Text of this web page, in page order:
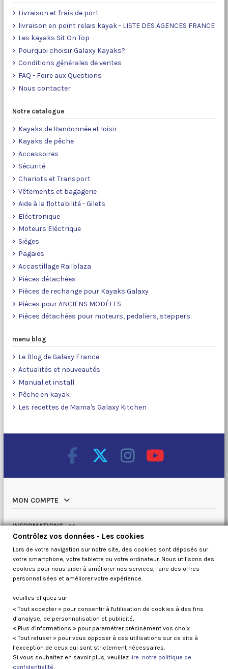
Livraison et frais de port
livraison en point relais kayak - LISTE DES AGENCES FRANCE
Les kayaks Sit On Top
Pourquoi choisir Galaxy Kayaks?
Conditions générales de ventes
FAQ - Foire aux Questions
Nous contacter
Notre catalogue
Kayaks de Randonnée et loisir
Kayaks de pêche
Accessoires
Sécurité
Chariots et Transport
Vêtements et bagagerie
Aide à la flottabilité - Gilets
Eléctronique
Moteurs Eléctrique
Sièges
Pagaies
Accastillage Railblaza
Pièces détachées
Pièces de rechange pour Kayaks Galaxy
Pièces pour ANCIENS MODÈLES
Pièces détachées pour moteurs, pedaliers, steppers.
menu blog
Le Blog de Galaxy France
Actualités et nouveautés
Manual et install
Pêche en kayak
Les recettes de Mama's Galaxy Kitchen
MON COMPTE
INFORMATIONS
NOTRE CATALOGUE
QUI SOMMES NOUS
Contrôlez vos données
Contrôlez vos données - Les cookies
Lors de votre navigation sur notre site, des cookies sont déposés sur
votre smartphone, votre tablette ou votre ordinateur. Nous utilisons des
cookies pour nous aider à améliorer nos services, faire des offres
personnalisées et améliorer votre expérience.
veuilles cliquez sur
« Tout accepter » pour consentir à l'utilisation de cookies à des fins
d’analyse, de personnalisation et publicité,
« Plus d'informations » pour paramétrer précisément vos choix
« Tout refuser » pour vous opposer à ces utilisations sur ce site à
l’exception de ceux qui sont strictement nécessaires.
Si vous souhaitez en savoir plus, veuillez lire notre politique de
confidentialité.